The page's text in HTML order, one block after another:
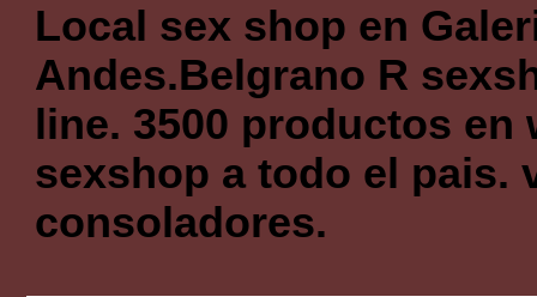
Local sex shop en
Andes.Belgrano R
line. 3500 productos en
sexshop a todo el pais.
consoladores.